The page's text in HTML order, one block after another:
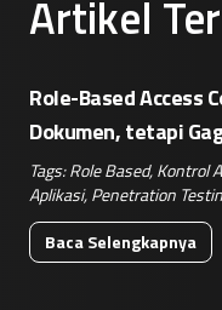
Artikel
Role-Based Access
Dokumen, tetapi
Nyata
Tags:Role Based,Kontrol
Aplikasi,Penetration
Baca Selengkapnya